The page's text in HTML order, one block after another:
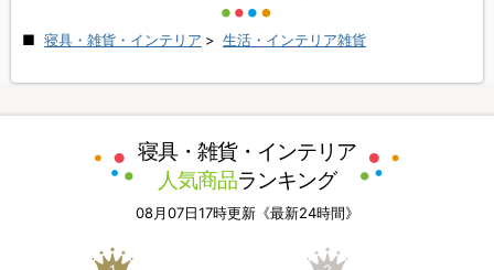
寝具・雑貨・インテリア > 生活・インテリア雑貨
寝具・雑貨・インテリア
人気商品ランキング
08月07日17時更新《最新24時間》